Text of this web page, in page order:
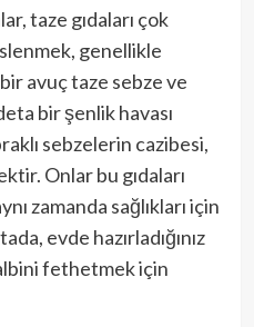
taze gıdaları çok
genellikle
avuç taze sebze ve
bir şenlik havası
sebzelerin cazibesi,
Onlar bu gıdaları
zamanda sağlıkları için
evde hazırladığınız
fethetmek için